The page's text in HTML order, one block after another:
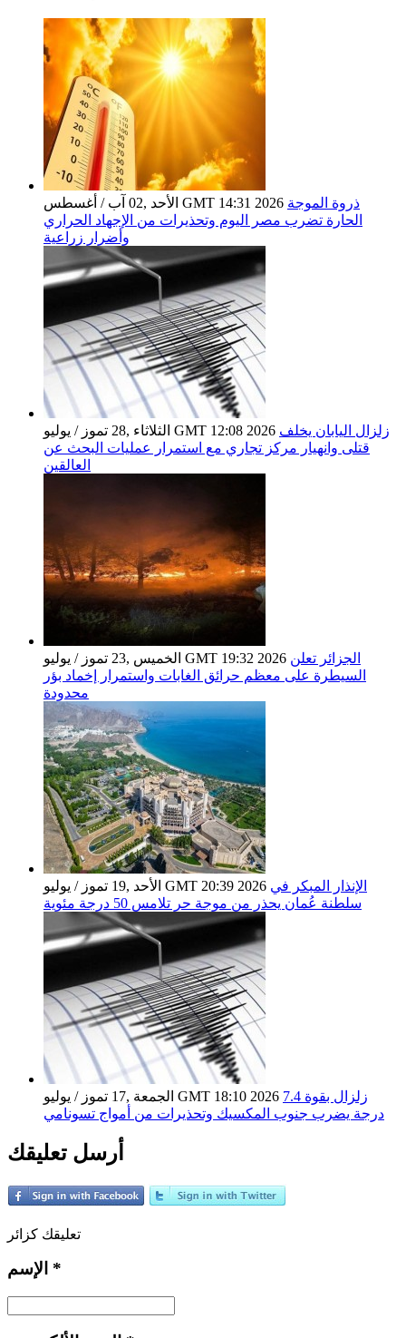
الأحد ,02 آب / أغسطس GMT 14:31 2026 ذروة الموجة
الحارة تضرب مصر اليوم وتحذيرات من الإجهاد الحراري
وأضرار زراعية
الثلاثاء ,28 تموز / يوليو GMT 12:08 2026 زلزال اليابان يخلف
قتلى وانهيار مركز تجاري مع استمرار عمليات البحث عن
العالقين
الخميس ,23 تموز / يوليو GMT 19:32 2026 الجزائر تعلن
السيطرة على معظم حرائق الغابات واستمرار إخماد بؤر
محدودة
الأحد ,19 تموز / يوليو GMT 20:39 2026 الإنذار المبكر في
سلطنة عُمان يحذر من موجة حر تلامس 50 درجة مئوية
الجمعة ,17 تموز / يوليو GMT 18:10 2026 زلزال بقوة 7.4
درجة يضرب جنوب المكسيك وتحذيرات من أمواج تسونامي
أرسل تعليقك
تعليقك كزائر
*